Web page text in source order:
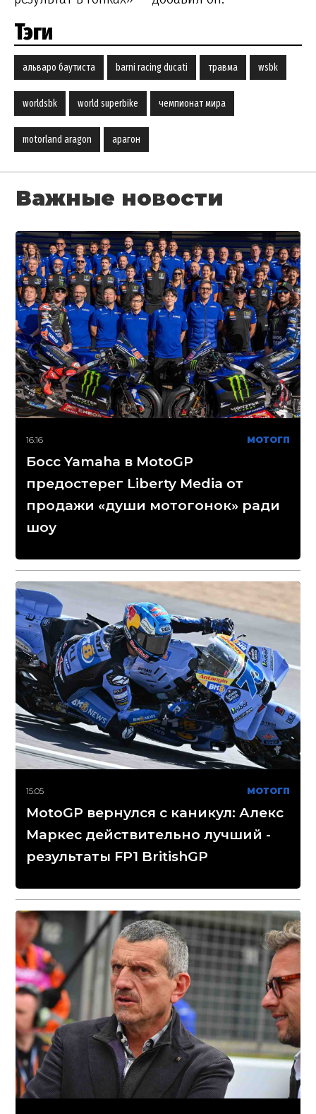
Тэги
альваро баутиста barni racing ducati травма wsbk
worldsbk world superbike чемпионат мира
motorland aragon арагон
Важные новости
16:16 МОТОГП
Босс Yamaha в MotoGP
предостерег Liberty Media от
продажи «души мотогонок» ради
шоу
15:05 МОТОГП
MotoGP вернулся с каникул: Алекс
Маркес действительно лучший -
результаты FP1 BritishGP